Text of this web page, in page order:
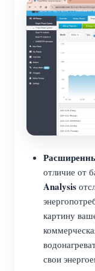
отличие от
Analysis
картину
свои